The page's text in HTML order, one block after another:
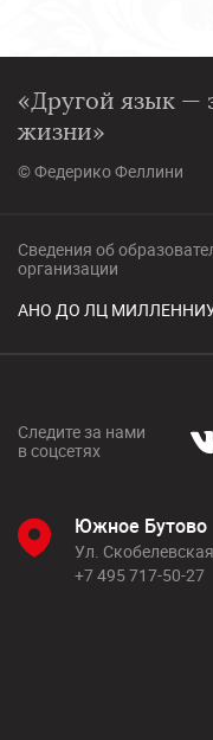
«Другой язык —
жизни»
© Федерико Феллини
Сведения об
организации
АНО ДО ЛЦ
Следите за нами
в соцсетях
Южное Бутово
Ул.
+7 495 717-50-27